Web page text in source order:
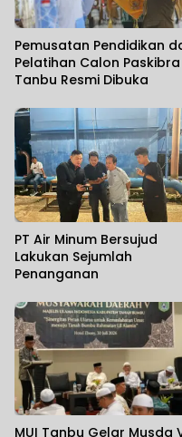
Pemusatan Pendidikan
Pelatihan Calon Paskibra
Tanbu Resmi Dibuka
PT Air Minum Bersujud
Lakukan Sejumlah
Penanganan
MUI Tanbu Gelar Musda